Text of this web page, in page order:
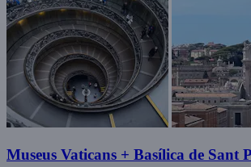
Museus Vaticans + Basílica de Sant